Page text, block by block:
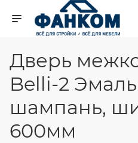
Дверь
Belli-2 Эмаль
шампань,
600мм